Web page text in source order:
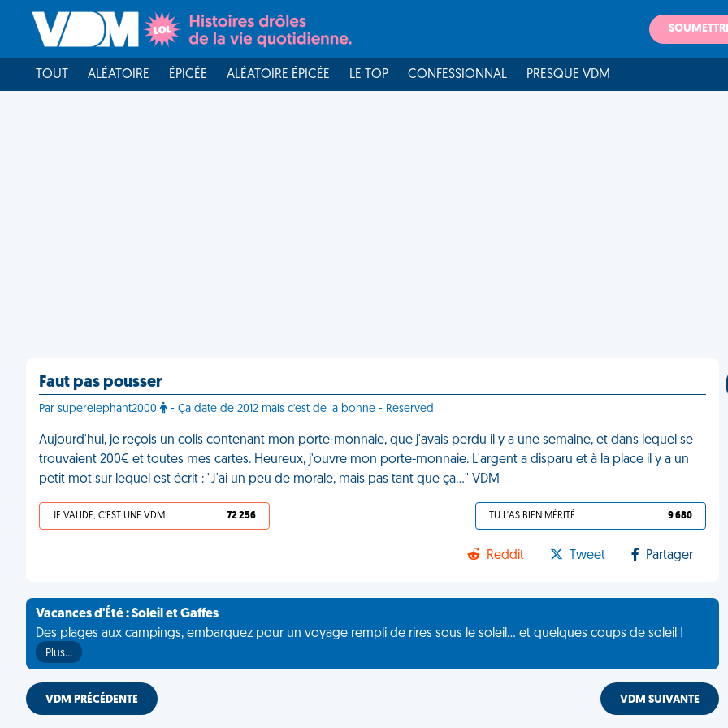
TOUT ALÉATOIRE ÉPICÉE ALÉATOIRE ÉPICÉE LE TOP CONFESSIONNAL PRESQUE VDM
Faut pas pousser
Par superelephant2000 - Ça date de 2012 mais c'est de la bonne - Reserved
Aujourd'hui, je reçois un colis contenant mon porte-monnaie, que j'avais perdu il y a une semaine, et dans lequel se
trouvaient 200€ et toutes mes cartes. Heureux, j'ouvre mon porte-monnaie. L'argent a disparu et à la place il y a un
petit mot sur lequel est écrit : "J'ai un peu de morale, mais pas tant que ça…" VDM
JE VALIDE, C'EST UNE VDM 72 256 TU L'AS BIEN MÉRITÉ 9 680
Reddit Tweet Partager
Vacances d'Été : Soleil et Gaffes
Des plages aux campings, embarquez pour un voyage rempli de rires sous le soleil... et quelques coups de soleil !
Plus…
VDM PRÉCÉDENTE VDM SUIVANTE